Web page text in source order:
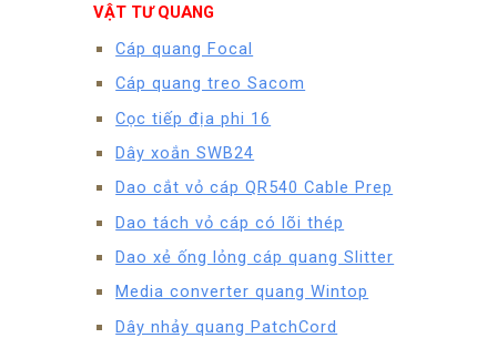
VẬT TƯ QUANG
Cáp quang Focal
Cáp quang treo Sacom
Cọc tiếp địa phi 16
Dây xoắn SWB24
Dao cắt vỏ cáp QR540 Cable Prep
Dao tách vỏ cáp có lõi thép
Dao xẻ ống lỏng cáp quang Slitter
Media converter quang Wintop
Dây nhảy quang PatchCord